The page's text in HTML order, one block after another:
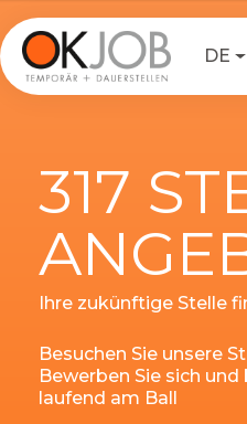
DE
317
Ihre zukünftige Stelle
Besuchen Sie unsere
Bewerben Sie sich
laufend am Ball